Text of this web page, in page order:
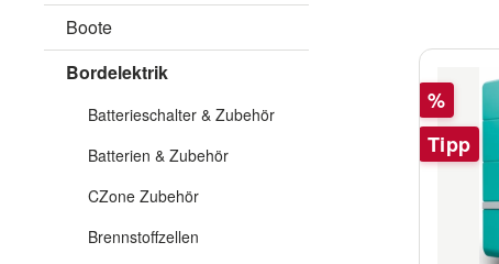
Boote
Bordelektrik
Batterieschalter & Zubehör
Batterien & Zubehör
CZone Zubehör
Brennstoffzellen
Rabatt
%
Tipp